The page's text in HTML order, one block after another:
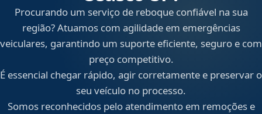
Procurando um serviço de reboque confiável na sua
região? Atuamos com agilidade em emergências
veiculares, garantindo um suporte eficiente, seguro e com
preço competitivo.
É essencial chegar rápido, agir corretamente e preservar o
seu veículo no processo.
Somos reconhecidos pelo atendimento em remoções e